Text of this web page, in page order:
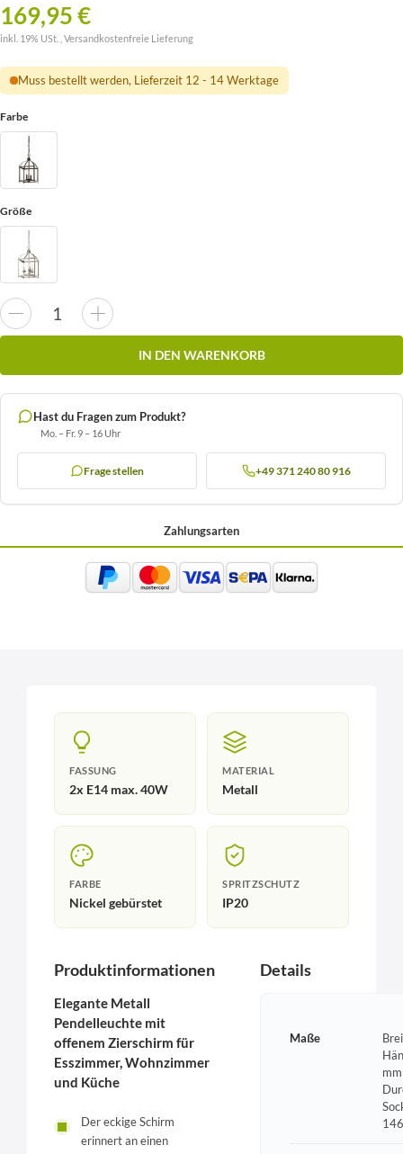
169,95 €
inkl. 19% USt. , Versandkostenfreie Lieferung
Muss bestellt werden, Lieferzeit 12 - 14 Werktage
Farbe
Größe
IN DEN WARENKORB
Hast du Fragen zum Produkt?
Mo. – Fr. 9 – 16 Uhr
Frage stellen +49 371 240 80 916
Zahlungsarten
FASSUNG
2x E14 max. 40W
MATERIAL
Metall
FARBE
Nickel gebürstet
SPRITZSCHUTZ
IP20
Produktinformationen
Elegante Metall
Pendelleuchte mit
offenem Zierschirm für
Esszimmer, Wohnzimmer
und Küche
Der eckige Schirm
erinnert an einen
Details
Maße